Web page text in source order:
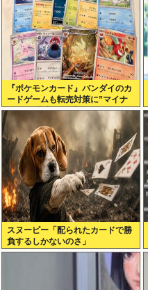
『ポケモンカード』バンダイのカ
ードゲームも転売対策に”マイナ
ンバー”導入開始「効果テキメ
ン」
スヌーピー「配られたカードで勝
負するしかないのさ」